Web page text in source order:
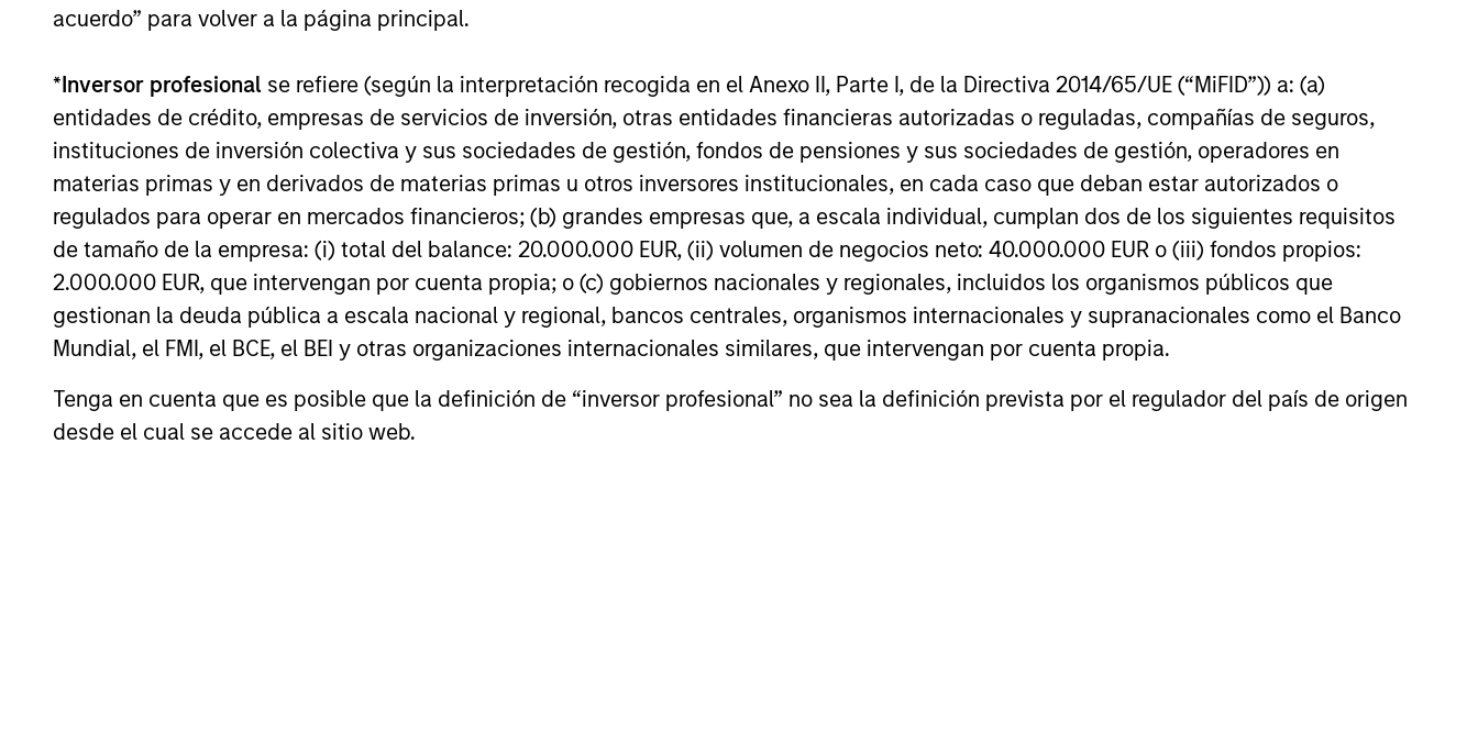
acuerdo” para volver a la página principal.
*Inversor profesional se refiere (según la interpretación recogida en el Anexo II, Parte I, de la Directiva 2014/65/UE (“MiFID”)) a: (a)
entidades de crédito, empresas de servicios de inversión, otras entidades financieras autorizadas o reguladas, compañías de seguros,
instituciones de inversión colectiva y sus sociedades de gestión, fondos de pensiones y sus sociedades de gestión, operadores en
materias primas y en derivados de materias primas u otros inversores institucionales, en cada caso que deban estar autorizados o
regulados para operar en mercados financieros; (b) grandes empresas que, a escala individual, cumplan dos de los siguientes requisitos
de tamaño de la empresa: (i) total del balance: 20.000.000 EUR, (ii) volumen de negocios neto: 40.000.000 EUR o (iii) fondos propios:
2.000.000 EUR, que intervengan por cuenta propia; o (c) gobiernos nacionales y regionales, incluidos los organismos públicos que
gestionan la deuda pública a escala nacional y regional, bancos centrales, organismos internacionales y supranacionales como el Banco
Mundial, el FMI, el BCE, el BEI y otras organizaciones internacionales similares, que intervengan por cuenta propia.
Tenga en cuenta que es posible que la definición de “inversor profesional” no sea la definición prevista por el regulador del país de origen
desde el cual se accede al sitio web.
Play
Video
Principle
3. Morgan Stanley Capital
Partners: Central
Investment Principle
An Ideal Partner for Founder and Family Businesses